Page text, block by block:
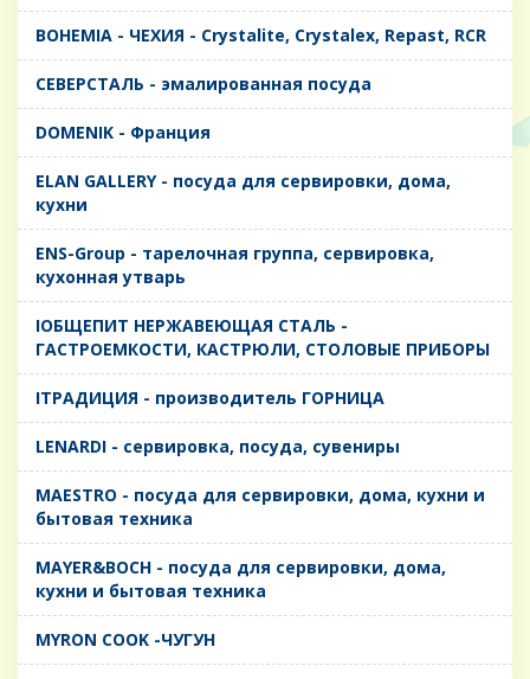
BOHEMIA - ЧЕХИЯ - Crystalite, Crystalex, Repast, RCR
CЕВЕРСТАЛЬ - эмалированная посуда
DOMENIK - Франция
ELAN GALLERY - посуда для сервировки, дома,
кухни
ENS-Group - тарелочная группа, сервировка,
кухонная утварь
IОБЩЕПИТ НЕРЖАВЕЮЩАЯ СТАЛЬ -
ГАСТРОЕМКОСТИ, КАСТРЮЛИ, СТОЛОВЫЕ ПРИБОРЫ
IТРАДИЦИЯ - производитель ГОРНИЦА
LENARDI - сервировка, посуда, сувениры
MAESTRO - посуда для сервировки, дома, кухни и
бытовая техника
MAYER&BOCH - посуда для сервировки, дома,
кухни и бытовая техника
MYRON COOK -ЧУГУН